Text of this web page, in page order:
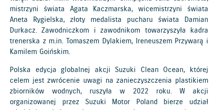
mistrzyni świata Agata Kaczmarska, wicemistrzyni świata
Aneta Rygielska, złoty medalista pucharu świata Damian
Durkacz. Zawodniczkom i zawodnikom towarzyszyła kadra
trenerska z m.in. Tomaszem Dylakiem, Ireneuszem Przywarą i
Kamilem Goińskim.
Polska edycja globalnej akcji Suzuki Clean Ocean, której
celem jest zwrócenie uwagi na zanieczyszczenia plastikiem
zbiorników wodnych, ruszyła w 2022 roku. W akcji
organizowanej przez Suzuki Motor Poland bierze udział